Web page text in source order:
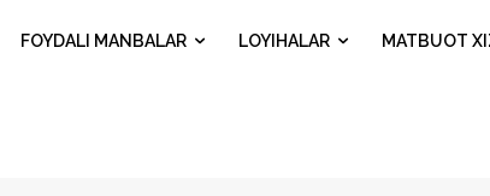
FOYDALI MANBALAR LOYIHALAR MATBUOT